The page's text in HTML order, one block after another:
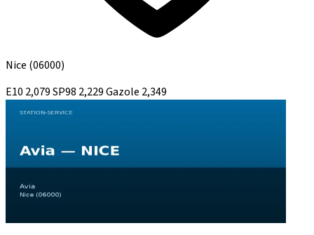
Nice (06000)
E10 2,079SP98 2,229Gazole 2,349